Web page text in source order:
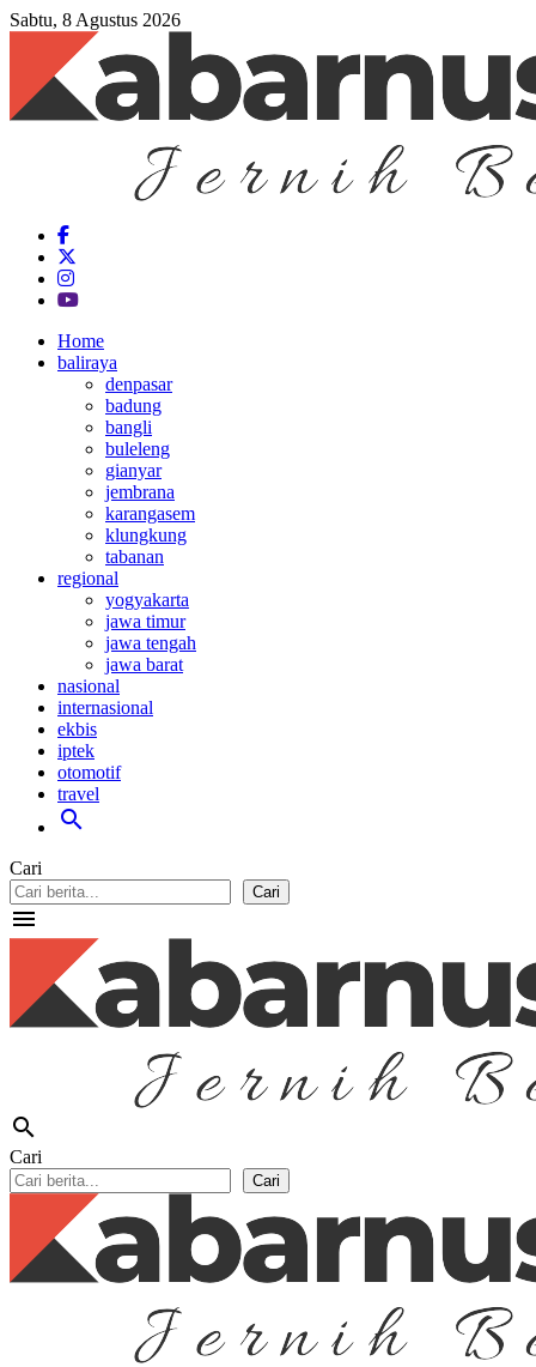
Sabtu, 8 Agustus 2026
Home
baliraya
denpasar
badung
bangli
buleleng
gianyar
jembrana
karangasem
klungkung
tabanan
regional
yogyakarta
jawa timur
jawa tengah
jawa barat
nasional
internasional
ekbis
iptek
otomotif
travel
search
Cari
Cari
menu
search
Cari
Cari